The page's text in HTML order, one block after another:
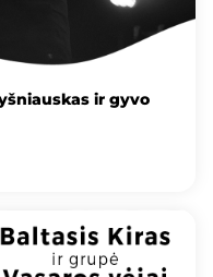
ir gyvo